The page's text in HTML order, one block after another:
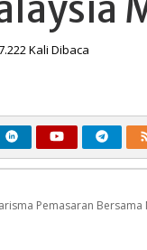
CPO
BursaKali Dibaca
Pemasaran Bersama